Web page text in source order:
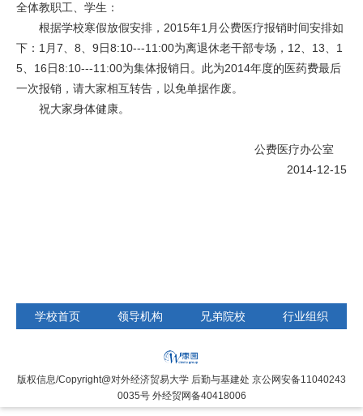
全体教职工、学生：
根据学校寒假放假安排，2015年1月公费医疗报销时间安排如
下：1月7、8、9日8:10---11:00为离退休老干部专场，12、13、1
5、16日8:10---11:00为集体报销日。此为2014年度的医药费最后
一次报销，请大家相互转告，以免单据作废。
祝大家身体健康。
公费医疗办公室
2014-12-15
学校首页 领导机构 兄弟院校 行业组织
版权信息/Copyright@对外经济贸易大学 后勤与基建处 京公网安备11040243
0035号 外经贸网备40418006